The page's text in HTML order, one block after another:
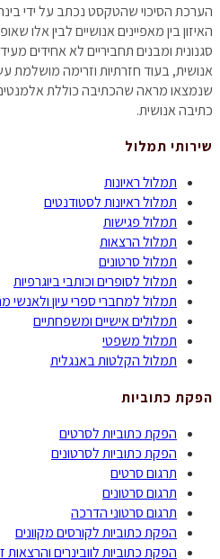
סגנונית ומבנים תחביריים לא אחידים
שנמצאו מראה שהכתיבה כוללת
כתיבה אנושית.
שירותי תמלול
תמלול ראיונות
תמלול ראיונות לסטודנטים
תמלול פגישות
תמלול הרצאות
תמלול סרטונים
תמלול לסופרים וכותבי ביוגרפיות
תמלול למחברי ספרי עיון ולאנשי
תמלולים אישיים ומשפחתיים
תמלול משפטי
תמלול הקלטות באנגלית
הפקת כתוביות
הפקת כתוביות לסרטים
הפקת כתוביות לסרטונים
תרגום סרטים
תרגום סרטונים
תרגום סרטוני הדרכה
הפקת כתוביות לקורסים מקוונים
הפקת כתוביות לוובינרים והרצאות